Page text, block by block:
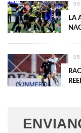
05
LA
05